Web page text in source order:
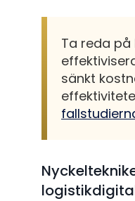
Ta reda
sänkt